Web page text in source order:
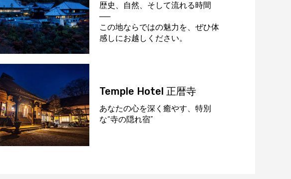
歴史、自然、そして流れる時間
──
この地ならではの魅力を、ぜひ体
感しにお越しください。
Temple Hotel 正暦寺
あなたの心を深く癒やす、特別
な“寺の隠れ宿”